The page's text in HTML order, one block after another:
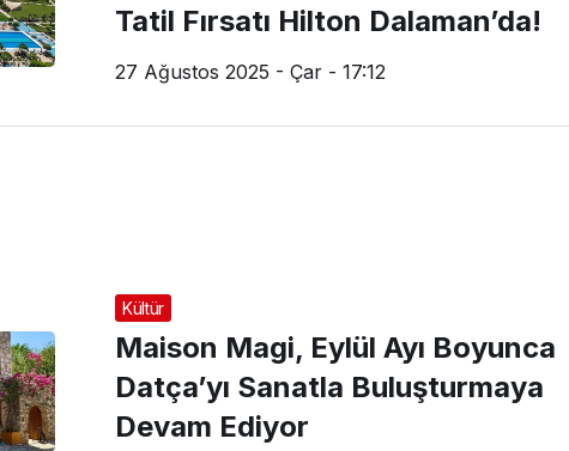
Tatil Fırsatı Hilton Dalaman’da!
27 Ağustos 2025 - Çar - 17:12
Kültür
Maison Magi, Eylül Ayı Boyunca
Datça’yı Sanatla Buluşturmaya
Devam Ediyor